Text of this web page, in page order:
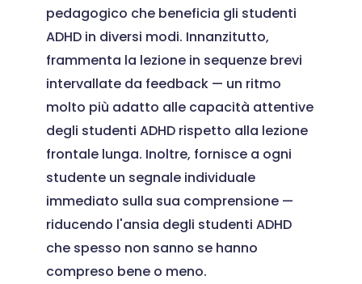
pedagogico che beneficia gli studenti
ADHD in diversi modi. Innanzitutto,
frammenta la lezione in sequenze brevi
intervallate da feedback — un ritmo
molto più adatto alle capacità attentive
degli studenti ADHD rispetto alla lezione
frontale lunga. Inoltre, fornisce a ogni
studente un segnale individuale
immediato sulla sua comprensione —
riducendo l'ansia degli studenti ADHD
che spesso non sanno se hanno
compreso bene o meno.